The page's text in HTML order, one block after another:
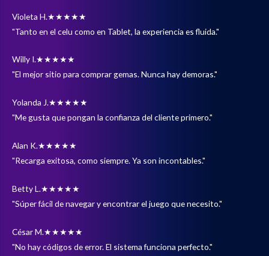
Violeta H.★★★★★
"Tanto en el celu como en Tablet, la experiencia es fluida."
Willy I.★★★★★
"El mejor sitio para comprar gemas. Nunca hay demoras."
Yolanda J.★★★★★
"Me gusta que pongan la confianza del cliente primero."
Alan K.★★★★★
"Recarga exitosa, como siempre. Ya son incontables."
Betty L.★★★★★
"Súper fácil de navegar y encontrar el juego que necesito."
César M.★★★★★
"No hay códigos de error. El sistema funciona perfecto."